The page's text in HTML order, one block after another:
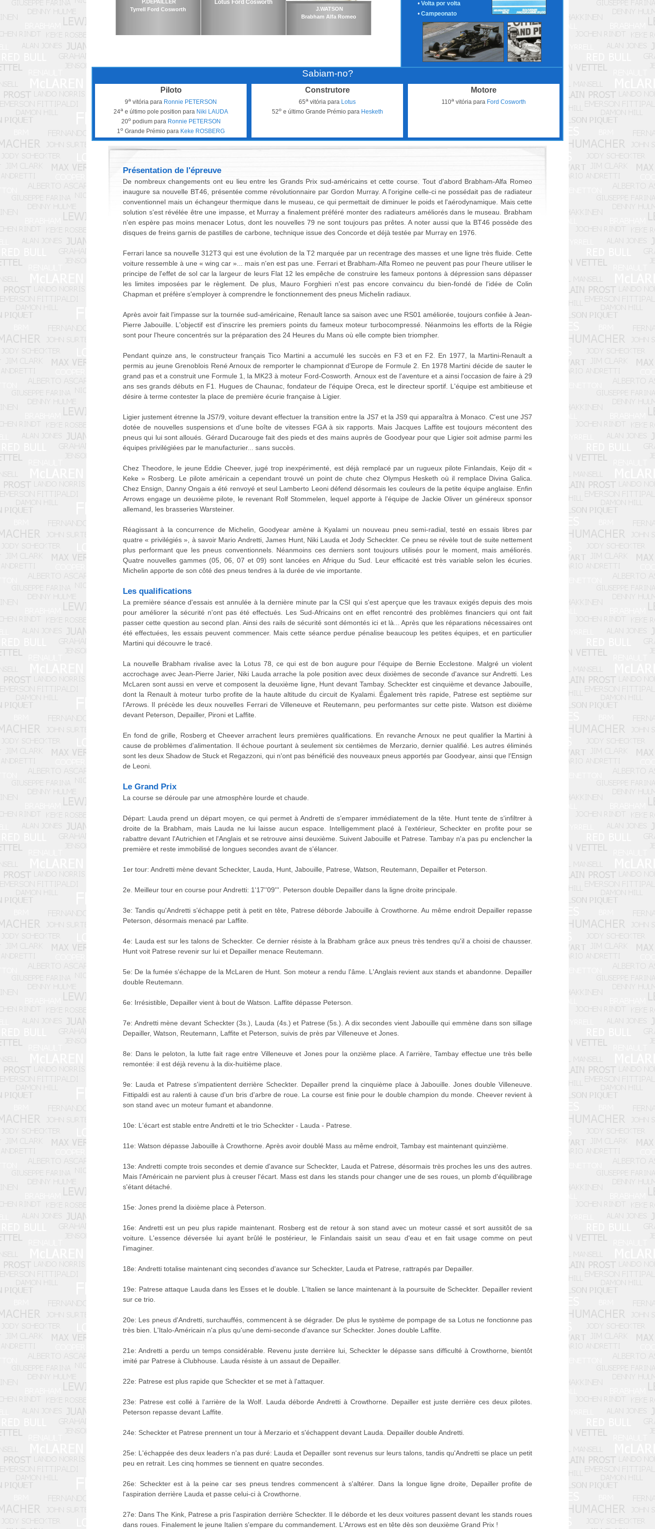
P.DEPAILLER
Tyrrell Ford Cosworth
Lotus Ford Cosworth
J.WATSON
Brabham Alfa Romeo
• Volta por volta
• Campeonato
Sabiam-no?
Piloto
9a vitória para Ronnie PETERSON
24a e último pole position para Niki LAUDA
20o podium para Ronnie PETERSON
1o Grande Prémio para Keke ROSBERG
Construtore
65a vitória para Lotus
52o e último Grande Prémio para Hesketh
Motore
110a vitória para Ford Cosworth
Présentation de l'épreuve
De nombreux changements ont eu lieu entre les Grands Prix sud-américains et cette course. Tout d'abord Brabham-Alfa Romeo
inaugure sa nouvelle BT46, présentée comme révolutionnaire par Gordon Murray. A l'origine celle-ci ne possédait pas de radiateur
conventionnel mais un échangeur thermique dans le museau, ce qui permettait de diminuer le poids et l'aérodynamique. Mais cette
solution s'est révélée être une impasse, et Murray a finalement préféré monter des radiateurs améliorés dans le museau. Brabham
n'en espère pas moins menacer Lotus, dont les nouvelles 79 ne sont toujours pas prêtes. A noter aussi que la BT46 possède des
disques de freins garnis de pastilles de carbone, technique issue des Concorde et déjà testée par Murray en 1976.
Ferrari lance sa nouvelle 312T3 qui est une évolution de la T2 marquée par un recentrage des masses et une ligne très fluide. Cette
voiture ressemble à une « wing car »... mais n'en est pas une. Ferrari et Brabham-Alfa Romeo ne peuvent pas pour l'heure utiliser le
principe de l'effet de sol car la largeur de leurs Flat 12 les empêche de construire les fameux pontons à dépression sans dépasser
les limites imposées par le règlement. De plus, Mauro Forghieri n'est pas encore convaincu du bien-fondé de l'idée de Colin
Chapman et préfère s'employer à comprendre le fonctionnement des pneus Michelin radiaux.
Après avoir fait l'impasse sur la tournée sud-américaine, Renault lance sa saison avec une RS01 améliorée, toujours confiée à Jean-
Pierre Jabouille. L'objectif est d'inscrire les premiers points du fameux moteur turbocompressé. Néanmoins les efforts de la Régie
sont pour l'heure concentrés sur la préparation des 24 Heures du Mans où elle compte bien triompher.
Pendant quinze ans, le constructeur français Tico Martini a accumulé les succès en F3 et en F2. En 1977, la Martini-Renault a
permis au jeune Grenoblois René Arnoux de remporter le championnat d'Europe de Formule 2. En 1978 Martini décide de sauter le
grand pas et a construit une Formule 1, la MK23 à moteur Ford-Cosworth. Arnoux est de l'aventure et a ainsi l'occasion de faire à 29
ans ses grands débuts en F1. Hugues de Chaunac, fondateur de l'équipe Oreca, est le directeur sportif. L'équipe est ambitieuse et
désire à terme contester la place de première écurie française à Ligier.
Ligier justement étrenne la JS7/9, voiture devant effectuer la transition entre la JS7 et la JS9 qui apparaîtra à Monaco. C'est une JS7
dotée de nouvelles suspensions et d'une boîte de vitesses FGA à six rapports. Mais Jacques Laffite est toujours mécontent des
pneus qui lui sont alloués. Gérard Ducarouge fait des pieds et des mains auprès de Goodyear pour que Ligier soit admise parmi les
équipes privilégiées par le manufacturier... sans succès.
Chez Theodore, le jeune Eddie Cheever, jugé trop inexpérimenté, est déjà remplacé par un rugueux pilote Finlandais, Keijo dit «
Keke » Rosberg. Le pilote américain a cependant trouvé un point de chute chez Olympus Hesketh où il remplace Divina Galica.
Chez Ensign, Danny Ongais a été renvoyé et seul Lamberto Leoni défend désormais les couleurs de la petite équipe anglaise. Enfin
Arrows engage un deuxième pilote, le revenant Rolf Stommelen, lequel apporte à l'équipe de Jackie Oliver un généreux sponsor
allemand, les brasseries Warsteiner.
Réagissant à la concurrence de Michelin, Goodyear amène à Kyalami un nouveau pneu semi-radial, testé en essais libres par
quatre « privilégiés », à savoir Mario Andretti, James Hunt, Niki Lauda et Jody Scheckter. Ce pneu se révèle tout de suite nettement
plus performant que les pneus conventionnels. Néanmoins ces derniers sont toujours utilisés pour le moment, mais améliorés.
Quatre nouvelles gammes (05, 06, 07 et 09) sont lancées en Afrique du Sud. Leur efficacité est très variable selon les écuries.
Michelin apporte de son côté des pneus tendres à la durée de vie importante.
Les qualifications
La première séance d'essais est annulée à la dernière minute par la CSI qui s'est aperçue que les travaux exigés depuis des mois
pour améliorer la sécurité n'ont pas été effectués. Les Sud-Africains ont en effet rencontré des problèmes financiers qui ont fait
passer cette question au second plan. Ainsi des rails de sécurité sont démontés ici et là... Après que les réparations nécessaires ont
été effectuées, les essais peuvent commencer. Mais cette séance perdue pénalise beaucoup les petites équipes, et en particulier
Martini qui découvre le tracé.
La nouvelle Brabham rivalise avec la Lotus 78, ce qui est de bon augure pour l'équipe de Bernie Ecclestone. Malgré un violent
accrochage avec Jean-Pierre Jarier, Niki Lauda arrache la pole position avec deux dixièmes de seconde d'avance sur Andretti. Les
McLaren sont aussi en verve et composent la deuxième ligne, Hunt devant Tambay. Scheckter est cinquième et devance Jabouille,
dont la Renault à moteur turbo profite de la haute altitude du circuit de Kyalami. Également très rapide, Patrese est septième sur
l'Arrows. Il précède les deux nouvelles Ferrari de Villeneuve et Reutemann, peu performantes sur cette piste. Watson est dixième
devant Peterson, Depailler, Pironi et Laffite.
En fond de grille, Rosberg et Cheever arrachent leurs premières qualifications. En revanche Arnoux ne peut qualifier la Martini à
cause de problèmes d'alimentation. Il échoue pourtant à seulement six centièmes de Merzario, dernier qualifié. Les autres éliminés
sont les deux Shadow de Stuck et Regazzoni, qui n'ont pas bénéficié des nouveaux pneus apportés par Goodyear, ainsi que l'Ensign
de Leoni.
Le Grand Prix
La course se déroule par une atmosphère lourde et chaude.
Départ: Lauda prend un départ moyen, ce qui permet à Andretti de s'emparer immédiatement de la tête. Hunt tente de s'infiltrer à
droite de la Brabham, mais Lauda ne lui laisse aucun espace. Intelligemment placé à l'extérieur, Scheckter en profite pour se
rabattre devant l'Autrichien et l'Anglais et se retrouve ainsi deuxième. Suivent Jabouille et Patrese. Tambay n'a pas pu enclencher la
première et reste immobilisé de longues secondes avant de s'élancer.
1er tour: Andretti mène devant Scheckter, Lauda, Hunt, Jabouille, Patrese, Watson, Reutemann, Depailler et Peterson.
2e. Meilleur tour en course pour Andretti: 1'17''09'''. Peterson double Depailler dans la ligne droite principale.
3e: Tandis qu'Andretti s'échappe petit à petit en tête, Patrese déborde Jabouille à Crowthorne. Au même endroit Depailler repasse
Peterson, désormais menacé par Laffite.
4e: Lauda est sur les talons de Scheckter. Ce dernier résiste à la Brabham grâce aux pneus très tendres qu'il a choisi de chausser.
Hunt voit Patrese revenir sur lui et Depailler menace Reutemann.
5e: De la fumée s'échappe de la McLaren de Hunt. Son moteur a rendu l'âme. L'Anglais revient aux stands et abandonne. Depailler
double Reutemann.
6e: Irrésistible, Depailler vient à bout de Watson. Laffite dépasse Peterson.
7e: Andretti mène devant Scheckter (3s.), Lauda (4s.) et Patrese (5s.). A dix secondes vient Jabouille qui emmène dans son sillage
Depailler, Watson, Reutemann, Laffite et Peterson, suivis de près par Villeneuve et Jones.
8e: Dans le peloton, la lutte fait rage entre Villeneuve et Jones pour la onzième place. A l'arrière, Tambay effectue une très belle
remontée: il est déjà revenu à la dix-huitième place.
9e: Lauda et Patrese s'impatientent derrière Scheckter. Depailler prend la cinquième place à Jabouille. Jones double Villeneuve.
Fittipaldi est au ralenti à cause d'un bris d'arbre de roue. La course est finie pour le double champion du monde. Cheever revient à
son stand avec un moteur fumant et abandonne.
10e: L'écart est stable entre Andretti et le trio Scheckter - Lauda - Patrese.
11e: Watson dépasse Jabouille à Crowthorne. Après avoir doublé Mass au même endroit, Tambay est maintenant quinzième.
13e: Andretti compte trois secondes et demie d'avance sur Scheckter, Lauda et Patrese, désormais très proches les uns des autres.
Mais l'Américain ne parvient plus à creuser l'écart. Mass est dans les stands pour changer une de ses roues, un plomb d'équilibrage
s'étant détaché.
15e: Jones prend la dixième place à Peterson.
16e: Andretti est un peu plus rapide maintenant. Rosberg est de retour à son stand avec un moteur cassé et sort aussitôt de sa
voiture. L'essence déversée lui ayant brûlé le postérieur, le Finlandais saisit un seau d'eau et en fait usage comme on peut
l'imaginer.
18e: Andretti totalise maintenant cinq secondes d'avance sur Scheckter, Lauda et Patrese, rattrapés par Depailler.
19e: Patrese attaque Lauda dans les Esses et le double. L'Italien se lance maintenant à la poursuite de Scheckter. Depailler revient
sur ce trio.
20e: Les pneus d'Andretti, surchauffés, commencent à se dégrader. De plus le système de pompage de sa Lotus ne fonctionne pas
très bien. L'Italo-Américain n'a plus qu'une demi-seconde d'avance sur Scheckter. Jones double Laffite.
21e: Andretti a perdu un temps considérable. Revenu juste derrière lui, Scheckter le dépasse sans difficulté à Crowthorne, bientôt
imité par Patrese à Clubhouse. Lauda résiste à un assaut de Depailler.
22e: Patrese est plus rapide que Scheckter et se met à l'attaquer.
23e: Patrese est collé à l'arrière de la Wolf. Lauda déborde Andretti à Crowthorne. Depailler est juste derrière ces deux pilotes.
Peterson repasse devant Laffite.
24e: Scheckter et Patrese prennent un tour à Merzario et s'échappent devant Lauda. Depailler double Andretti.
25e: L'échappée des deux leaders n'a pas duré: Lauda et Depailler sont revenus sur leurs talons, tandis qu'Andretti se place un petit
peu en retrait. Les cinq hommes se tiennent en quatre secondes.
26e: Scheckter est à la peine car ses pneus tendres commencent à s'altérer. Dans la longue ligne droite, Depailler profite de
l'aspiration derrière Lauda et passe celui-ci à Crowthorne.
27e: Dans The Kink, Patrese a pris l'aspiration derrière Scheckter. Il le déborde et les deux voitures passent devant les stands roues
dans roues. Finalement le jeune Italien s'empare du commandement. L'Arrows est en tête dès son deuxième Grand Prix !